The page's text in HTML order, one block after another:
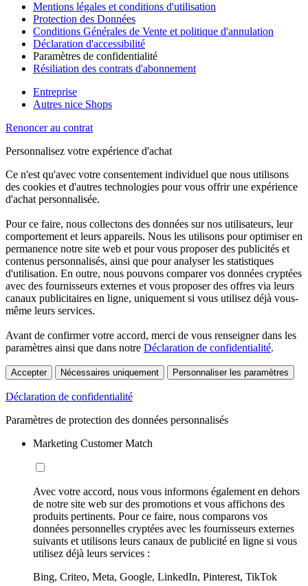
Mentions légales et conditions d'utilisation
Protection des Données
Conditions Générales de Vente et politique d'annulation
Déclaration d'accessibilité
Paramètres de confidentialité
Résiliation des contrats d'abonnement
Entreprise
Autres nice Shops
Renoncer au contrat
Personnalisez votre expérience d'achat
Ce n'est qu'avec votre consentement individuel que nous utilisons
des cookies et d'autres technologies pour vous offrir une expérience
d'achat personnalisée.
Pour ce faire, nous collectons des données sur nos utilisateurs, leur
comportement et leurs appareils. Nous les utilisons pour optimiser en
permanence notre site web et pour vous proposer des publicités et
contenus personnalisés, ainsi que pour analyser les statistiques
d'utilisation. En outre, nous pouvons comparer vos données cryptées
avec des fournisseurs externes et vous proposer des offres via leurs
canaux publicitaires en ligne, uniquement si vous utilisez déjà vous-
même leurs services.
Avant de confirmer votre accord, merci de vous renseigner dans les
paramètres ainsi que dans notre Déclaration de confidentialité.
Accepter Nécessaires uniquement Personnaliser les paramètres
Déclaration de confidentialité
Paramètres de protection des données personnalisés
Marketing Customer Match
Avec votre accord, nous vous informons également en dehors
de notre site web sur des promotions et vous affichons des
produits pertinents. Pour ce faire, nous comparons vos
données personnelles cryptées avec les fournisseurs externes
suivants et utilisons leurs canaux de publicité en ligne si vous
utilisez déjà leurs services :
Bing, Criteo, Meta, Google, LinkedIn, Pinterest, TikTok